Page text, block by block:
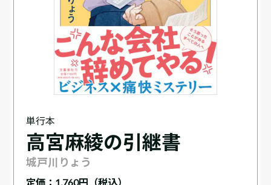
単行本
高宮麻綾の引継書
城戸川りょう
定価： 1,760円（税込）